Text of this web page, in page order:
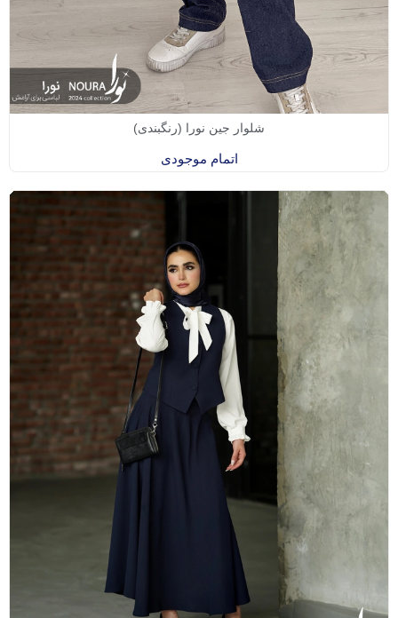
شلوار جین نورا (رنگبندی)
اتمام موجودی